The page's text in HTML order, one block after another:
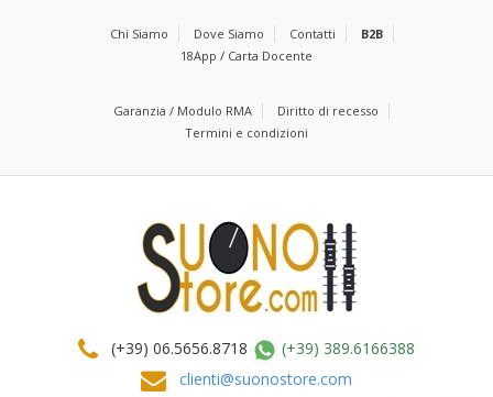
Chi Siamo Dove Siamo Contatti
B2B
18App / Carta Docente
Garanzia / Modulo RMA
Diritto di recesso
Termini e condizioni
(+39) 06.5656.8718
(+39) 389.6166388
clienti@suonostore.com